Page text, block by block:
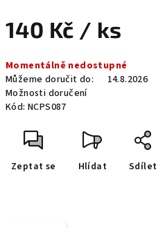
140 Kč / ks
cena:
Momentálně nedostupné
Můžeme doručit do:
14.8.2026
Možnosti doručení
Kód: NCPS087
Zeptat se Hlídat Sdílet